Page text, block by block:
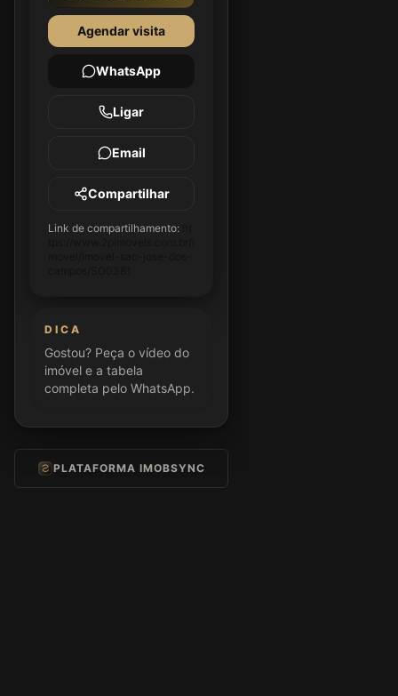
Agendar visita
WhatsApp
Ligar
Email
Compartilhar
Link de compartilhamento:
DICA
Gostou? Peça o vídeo do
imóvel e a tabela
completa pelo WhatsApp.
PLATAFORMA IMOBSYNC